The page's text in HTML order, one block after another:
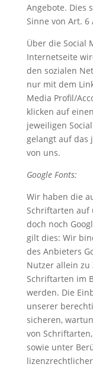
Angebote. Dies
Sinne von Art. 6
Über die Social
Internetseite
den sozialen
nur mit dem
Media Profil/
klicken auf
jeweiligen
gelangt auf das
von uns.
Google Fonts:
Wir haben die
Schriftarten auf
doch noch
gilt dies: Wir
des Anbieters
Nutzer allein zu
Schriftarten im
werden. Die
unserer
sicheren,
von
sowie unter